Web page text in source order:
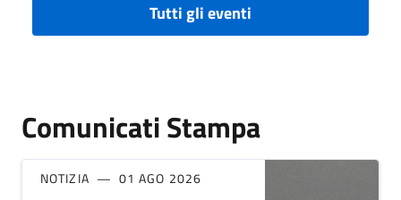
Tutti gli eventi
Comunicati Stampa
NOTIZIA 01 AGO 2026